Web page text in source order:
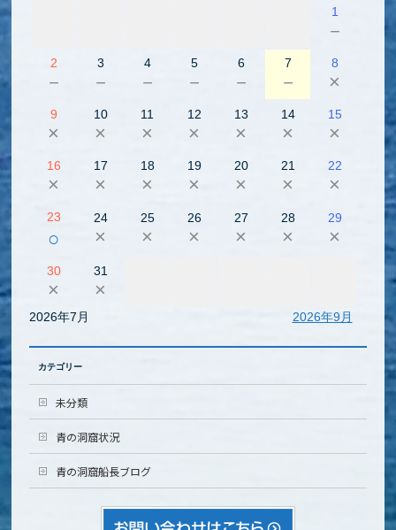
1
－
2
－
3
－
4
－
5
－
6
－
7
－
8
×
9
×
10
×
11
×
12
×
13
×
14
×
15
×
16
×
17
×
18
×
19
×
20
×
21
×
22
×
23
○
24
×
25
×
26
×
27
×
28
×
29
×
30
×
31
×
2026年7月 2026年9月
カテゴリー
未分類
青の洞窟状況
青の洞窟船長ブログ